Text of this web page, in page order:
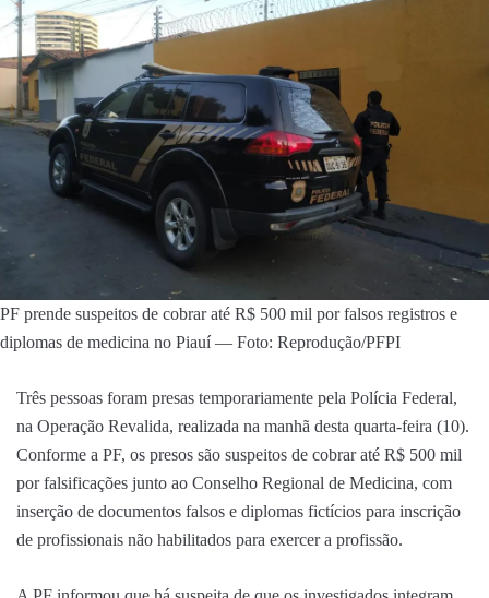
PF prende suspeitos de cobrar até R$ 500 mil por falsos registros e
diplomas de medicina no Piauí — Foto: Reprodução/PFPI
Três pessoas foram presas temporariamente pela Polícia Federal,
na Operação Revalida, realizada na manhã desta quarta-feira (10).
Conforme a PF, os presos são suspeitos de cobrar até R$ 500 mil
por falsificações junto ao Conselho Regional de Medicina, com
inserção de documentos falsos e diplomas fictícios para inscrição
de profissionais não habilitados para exercer a profissão.